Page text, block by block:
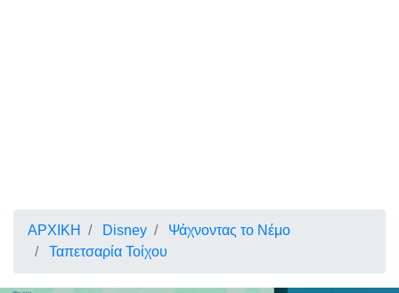
ΑΡΧΙΚΗ Disney
Ψάχνοντας το Νέμο
Ταπετσαρία Τοίχου